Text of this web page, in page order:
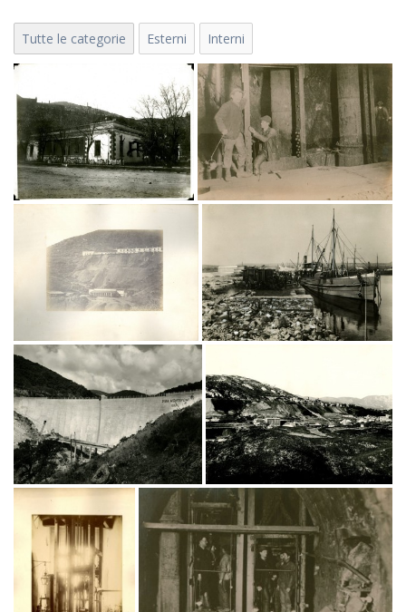
Tutte le categorie Esterni Interni